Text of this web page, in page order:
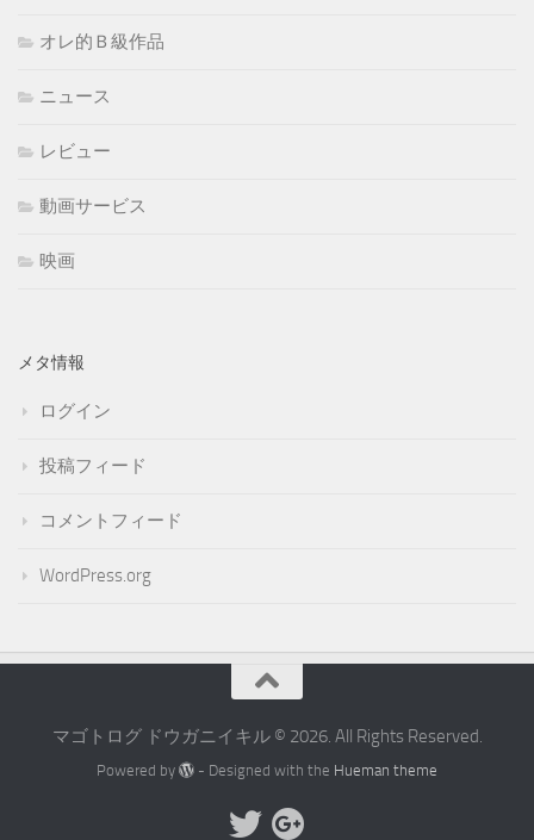
オレ的Ｂ級作品
ニュース
レビュー
動画サービス
映画
メタ情報
ログイン
投稿フィード
コメントフィード
WordPress.org
マゴトログ ドウガニイキル © 2026. All Rights Reserved.
Powered by - Designed with the Hueman theme